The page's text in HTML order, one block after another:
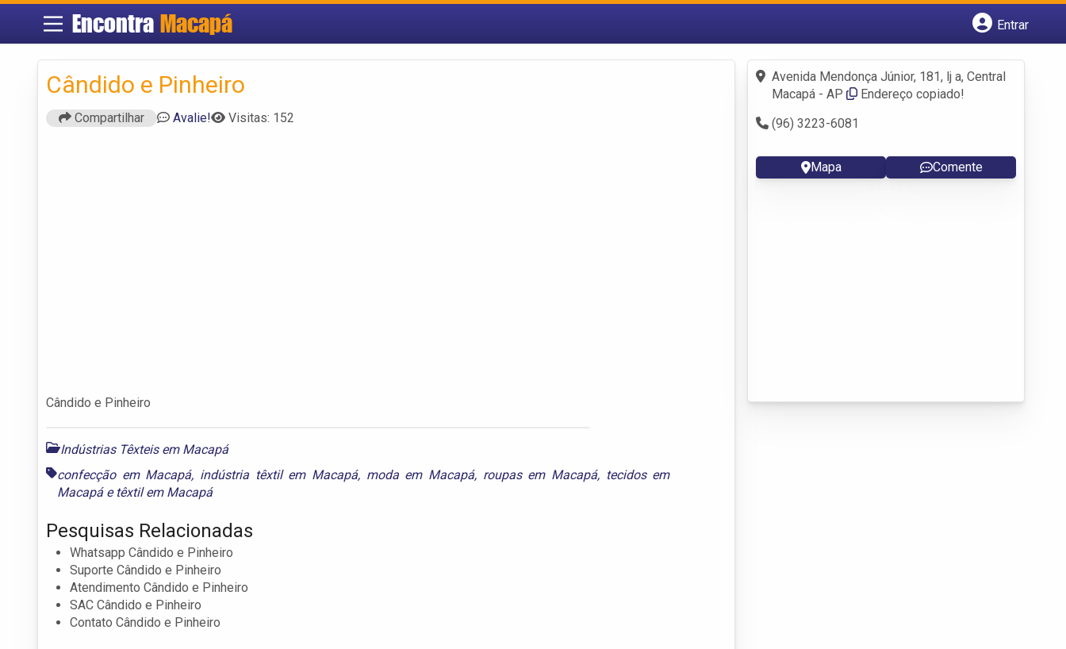
Encontra Macapá
Entrar
Fazer login
Criar conta
Cândido e Pinheiro
Compartilhar Avalie! Visitas: 152
Cândido e Pinheiro
Indústrias Têxteis em Macapá
confecção em Macapá, indústria têxtil em Macapá, moda em Macapá, roupas em Macapá, tecidos em
Macapáe têxtil em Macapá
Pesquisas Relacionadas
Whatsapp Cândido e Pinheiro
Suporte Cândido e Pinheiro
Atendimento Cândido e Pinheiro
SAC Cândido e Pinheiro
Contato Cândido e Pinheiro
Avenida Mendonça Júnior, 181, lj a, Central
Macapá - AP
Endereço copiado!
(96) 3223-6081
Mapa Comente